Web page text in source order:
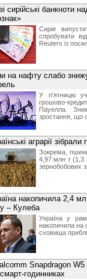
сирійські банкноти
Сирія
спробувати
Reuters із
на нафту слабо
У п'ятницю
грошово-
Пауелла.
зростання, що
аграрії
Зокрема,
4,97 млн т (1,3
зернобобових
накопичила 2,4
– Кулеба
Україна у
накопичила на
сховища
Snapdragon W5
годинниках